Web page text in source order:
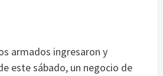
armados ingresaron y
este sábado, un negocio de